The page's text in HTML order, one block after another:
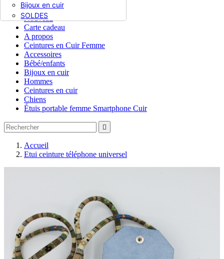
  En stock
Bijoux en cuir
SOLDES
Nouveau
Carte cadeau
A propos
Ceintures en Cuir Femme
Accessoires
Bébé/enfants
Bijoux en cuir
Hommes
Ceintures en cuir
Chiens
Étuis portable femme Smartphone Cuir

Accueil
Etui ceinture téléphone universel